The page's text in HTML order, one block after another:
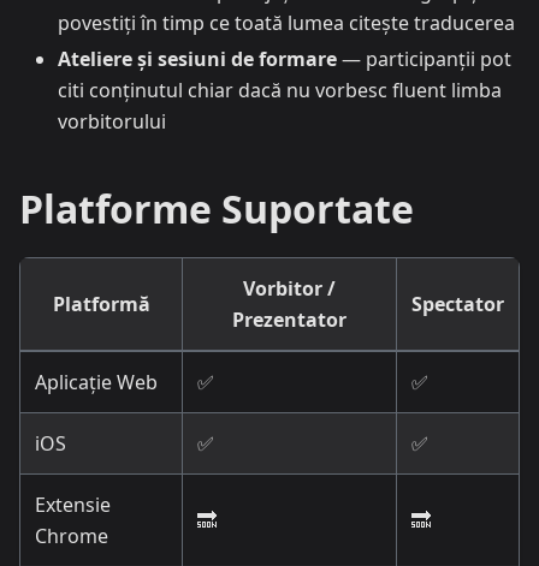
povestiți în timp ce toată lumea citește traducerea
Ateliere și sesiuni de formare— participanții pot
citi conținutul chiar dacă nu vorbesc fluent limba
vorbitorului
Platforme Suportate
Platformă
Vorbitor /
Prezentator
Spectator
Aplicație Web ✅ ✅
iOS ✅ ✅
Extensie
Chrome
🔜 🔜